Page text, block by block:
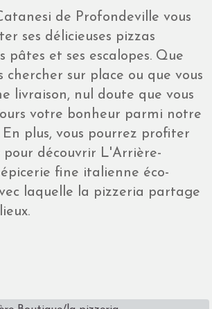
de Profondeville vous
ses délicieuses pizzas
pâtes et ses escalopes. Que
chercher sur place ou que vous
livraison, nul doute que vous
votre bonheur parmi notre
En plus, vous pourrez profiter
découvrir L'Arrière-
fine italienne éco-
laquelle la pizzeria partage